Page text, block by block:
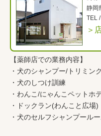
静岡
TEL
＞
【薬師店での業務内容】
・ 犬のシャンプー/トリミン
・ 犬のしつけ訓練
・ わんこ /にゃんこペットホ
・
ドックラン(わんこと広場)
・ 犬のセルフシャンプールー